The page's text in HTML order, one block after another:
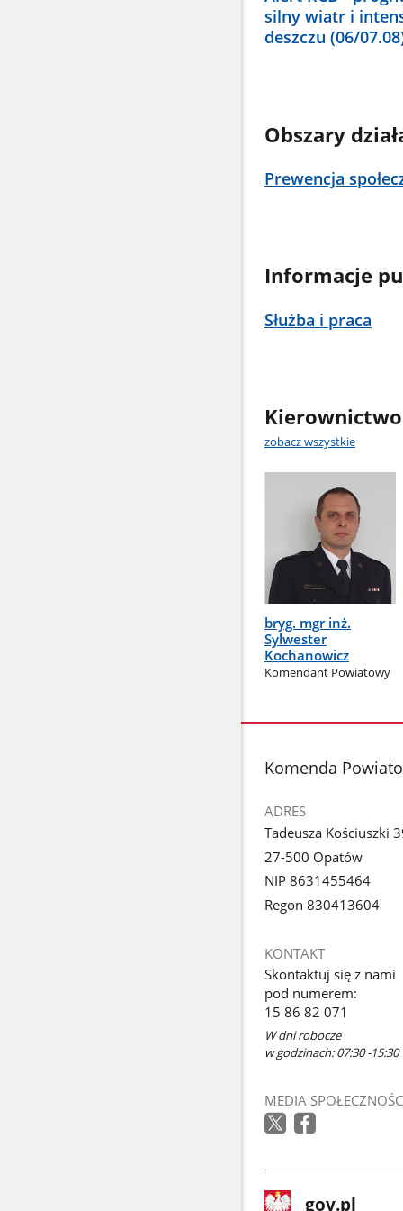
silny wiatr i
deszczu (06/
Obszary
Prewencja
Informacje
Służba i praca
Kierownictwo
zobacz wszystkie
bryg. mgr inż.
Sylwester
Kochanowicz
Komendant Powiatowy
stopka
Komenda
ADRES
Tadeusza Kościuszki
27-500 Opatów
NIP 8631455464
Regon 830413604
KONTAKT
Skontaktuj się z nami
pod numerem:
15 86 82 071
W dni robocze
w godzinach: 07:30 -15:30
MEDIA
stopkaStrona
gov.pl